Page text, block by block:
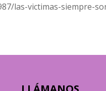
las-victimas-siempre-